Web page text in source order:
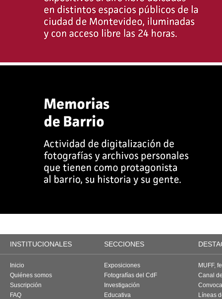
INSTITUCIONALES SECCIONES
Inicio
Quiénes somos
Suscripción
FAQ
Exposiciones
Fotografías del CdF
Investigación
Educativa
MUFF,
Canal
Líneas